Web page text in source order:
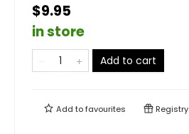
$9.95
in store
Add to cart
Add tofavourites Registry